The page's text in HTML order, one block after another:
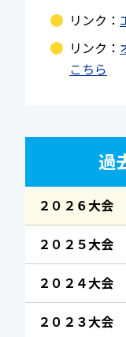
リンク：
リンク：
こちら
過
２０２６大会
２０２５大会
２０２４大会
２０２３大会